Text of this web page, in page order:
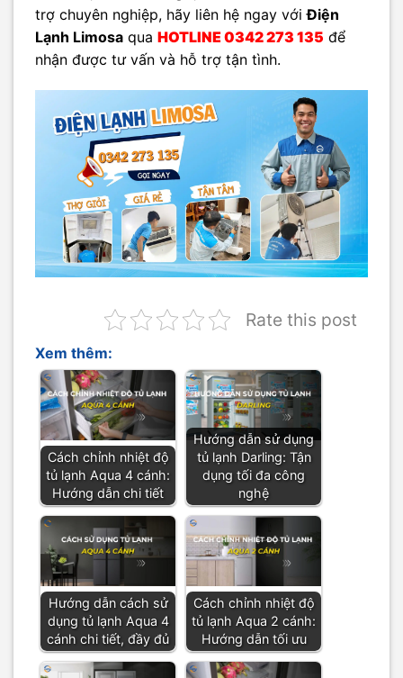
trợ chuyên nghiệp, hãy liên hệ ngay vớiĐiện
Lạnh Limosa qua HOTLINE 0342 273 135 để
nhận được tư vấn và hỗ trợ tận tình.
Rate this post
Xem thêm:
Cách chỉnh nhiệt độ
tủ lạnh Aqua 4 cánh:
Hướng dẫn chi tiết
Hướng dẫn sử dụng
tủ lạnh Darling: Tận
dụng tối đa công
nghệ
Hướng dẫn cách sử
dụng tủ lạnh Aqua 4
cánh chi tiết, đầy đủ
Cách chỉnh nhiệt độ
tủ lạnh Aqua 2 cánh:
Hướng dẫn tối ưu